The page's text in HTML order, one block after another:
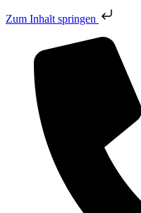
Zum Inhalt springen